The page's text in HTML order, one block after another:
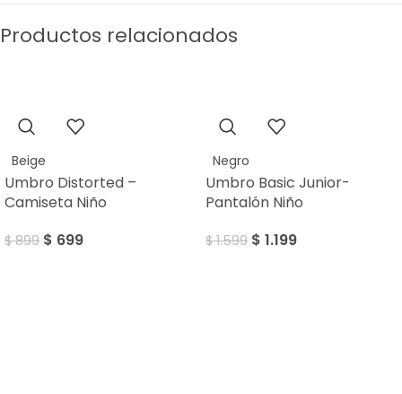
Productos relacionados
Beige
Umbro Distorted –
Camiseta Niño
$899 $ 699
Negro
Umbro Basic Junior-
Pantalón Niño
$1.599 $ 1.199